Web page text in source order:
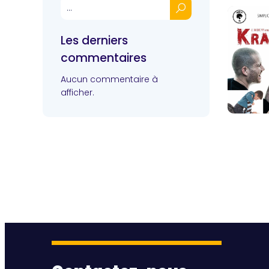
Les derniers
commentaires
Aucun commentaire à
afficher.